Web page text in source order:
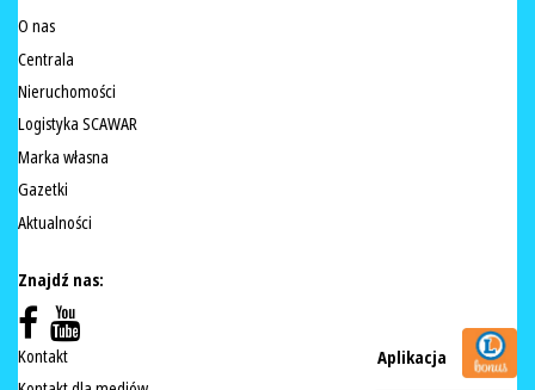
O nas
Centrala
Nieruchomości
Logistyka SCAWAR
Marka własna
Gazetki
Aktualności
Znajdź nas:
Kontakt
Aplikacja